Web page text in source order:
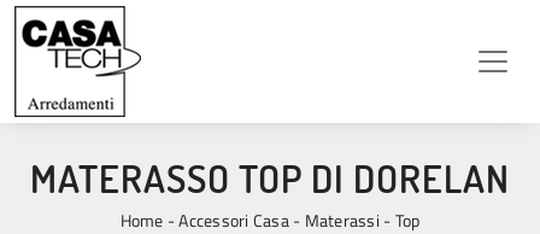
MATERASSO TOP DI DORELAN
Home -Accessori Casa- Materassi -Top